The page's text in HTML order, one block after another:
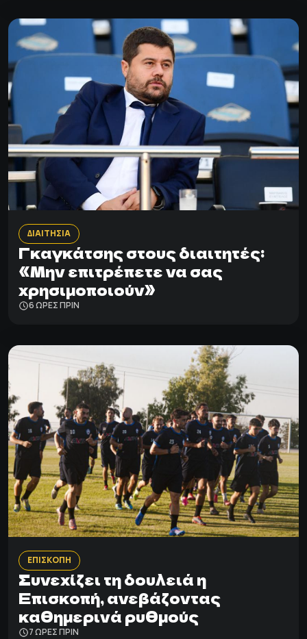
ΔΙΑΙΤΗΣΙΑ
Γκαγκάτσης στους διαιτητές:
«Μην επιτρέπετε να σας
χρησιμοποιούν»
6 ΩΡΕΣ ΠΡΙΝ
ΕΠΙΣΚΟΠΗ
Συνεχίζει τη δουλειά η
Επισκοπή, ανεβάζοντας
καθημερινά ρυθμούς
7 ΩΡΕΣ ΠΡΙΝ